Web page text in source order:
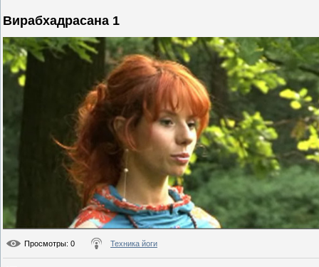
Вирабхадрасана 1
Просмотры: 0 Техника йоги